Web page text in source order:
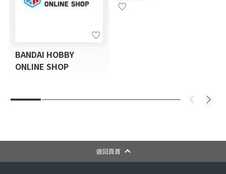
BANDAI HOBBY
ONLINE SHOP
返回頁首